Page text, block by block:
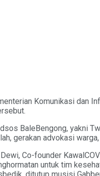
Komunikasi dan
BaleBengong, yakni
gerakan advokasi
Co-founder
untuk tim